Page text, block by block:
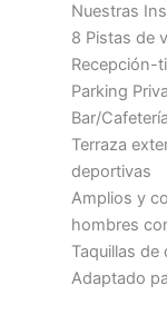
Nuestras
8 Pistas de
Recepción-
Parking
Bar/
Terraza
deportivas
Amplios y
hombres
Taquillas
Adaptado